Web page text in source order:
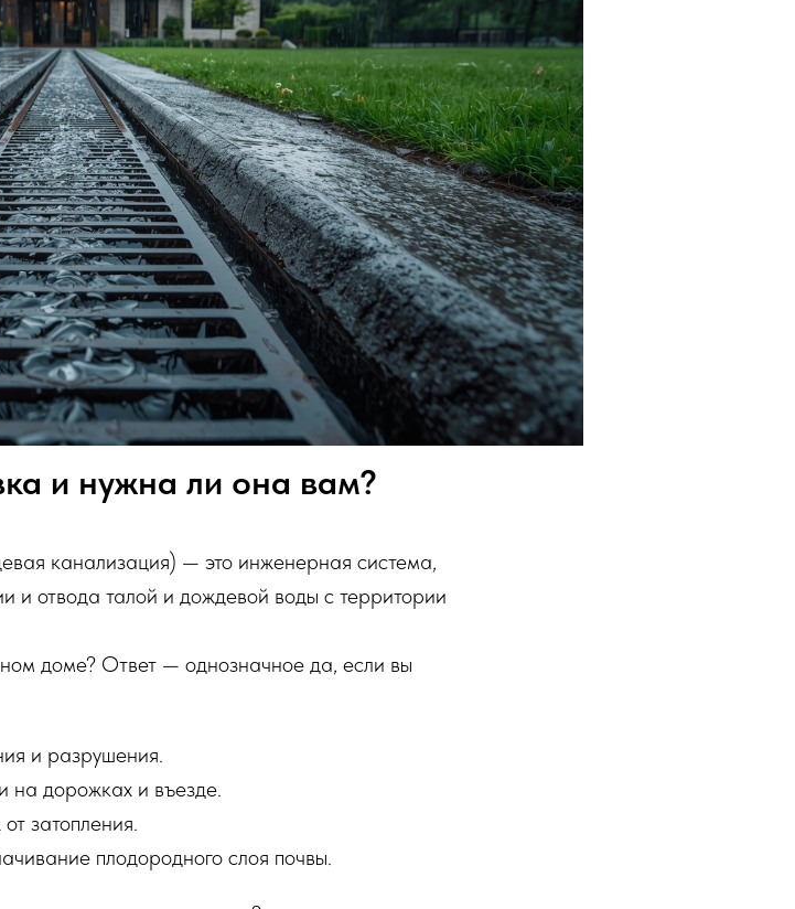
и нужна ли она вам?
канализация) — это инженерная система,
и отвода талой и дождевой воды с территории
доме? Ответ — однозначное да, если вы
и разрушения.
на дорожках и въезде.
затопления.
плодородного слоя почвы.